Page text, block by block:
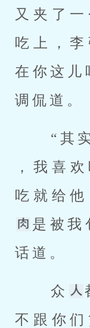
又夹了
吃上，
在你这儿
调侃道。
“其
，我喜
吃就给
是被我
话道。
众
不跟你